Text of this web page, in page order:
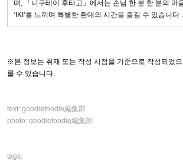
며, 「니쿠테이 후타고」에서는 손님 한 분 한 분의 마
‘IKI’를 느끼며 특별한 환대의 시간을 즐길 수 있습니다．
※본 정보는 취재 또는 작성 시점을 기준으로 작성되었
를 수 있습니다.
text: goodiefoodie編集部
photo: goodiefoodie編集部
tags: